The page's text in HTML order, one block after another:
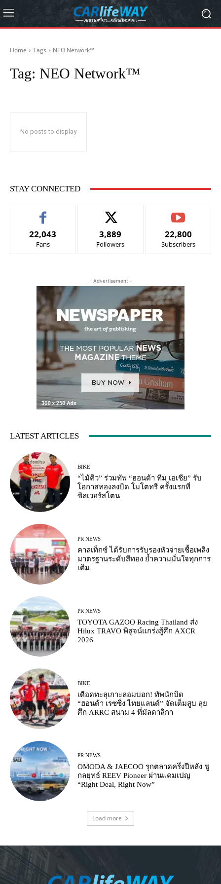
Home Tags NEO Network™
Tag: NEO Network™
No posts to display
STAY CONNECTED
22,043
Fans
3,889
Followers
22,800
Subscribers
- Advertisement -
LATEST ARTICLES
BIKE
“ไม้คิว” ร่วมทัพ “ฮอนด้า ทีม เอเชีย” รับ
โอกาสทองลงบิด โมโตทรี ครั้งแรกที่
ซิลเวอร์สโตน
PR NEWS
คาลเท็กซ์ ได้รับการรับรองหัวจ่ายเชื้อเพลิง
มาตรฐานระดับสีทอง ย้ำความมั่นใจทุกการ
เติม
PR NEWS
TOYOTA GAZOO Racing Thailand ส่ง
Hilux TRAVO พิสูจน์แกร่งสู้ศึก AXCR
2026
BIKE
เดือดทะลุเกาะลอมบอก! ทัพนักบิด
“ฮอนด้า เรซซิ่ง ไทยแลนด์” จัดเต็มสูบ ลุย
ศึก ARRC สนาม 4 ที่มัลดาลิกา
PR NEWS
OMODA & JAECOO รุกตลาดครึ่งปีหลัง ชู
กลยุทธ์ REEV Pioneer ผ่านแคมเปญ
“Right Deal, Right Now”
Load more